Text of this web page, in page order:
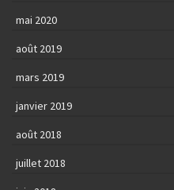
mai 2020
août 2019
mars 2019
janvier 2019
août 2018
juillet 2018